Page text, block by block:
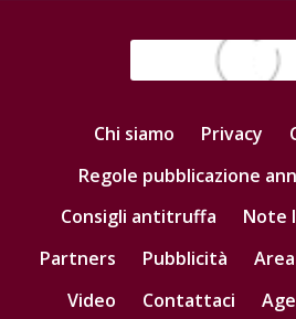
Chi siamo Privacy
Regole pubblicazione
Consigli antitruffa
Note
Partners
Pubblicità
Video
Contattaci